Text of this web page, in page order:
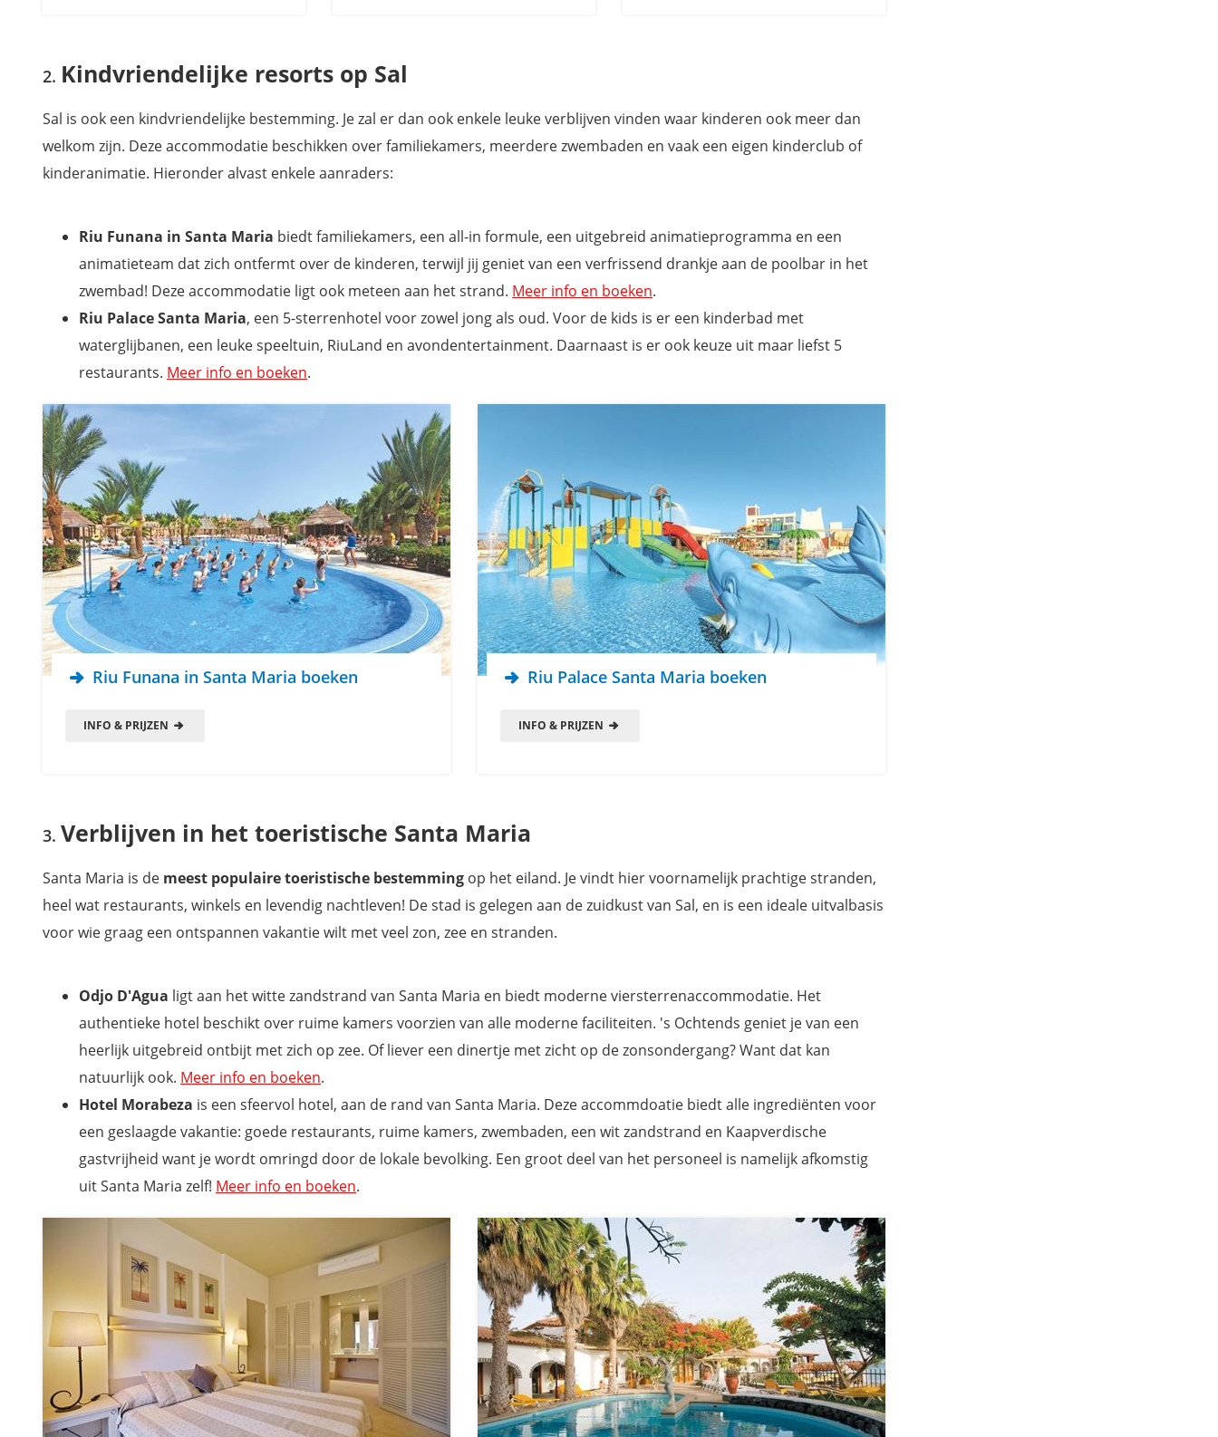
Kindvriendelijke resorts op Sal
Sal is ook een kindvriendelijke bestemming. Je zal er dan ook enkele leuke verblijven vinden waar kinderen ook meer dan
welkom zijn. Deze accommodatie beschikken over familiekamers, meerdere zwembaden en vaak een eigen kinderclub of
kinderanimatie. Hieronder alvast enkele aanraders:
Riu Funana in Santa Maria biedt familiekamers, een all-in formule, een uitgebreid animatieprogramma en een
animatieteam dat zich ontfermt over de kinderen, terwijl jij geniet van een verfrissend drankje aan de poolbar in het
zwembad! Deze accommodatie ligt ook meteen aan het strand. Meer info en boeken.
Riu Palace Santa Maria, een 5-sterrenhotel voor zowel jong als oud. Voor de kids is er een kinderbad met
waterglijbanen, een leuke speeltuin, RiuLand en avondentertainment. Daarnaast is er ook keuze uit maar liefst 5
restaurants. Meer info en boeken.
Riu Funana in Santa Maria boeken
INFO & PRIJZEN
Riu Palace Santa Maria boeken
INFO & PRIJZEN
Verblijven in het toeristische Santa Maria
Santa Maria is de meest populaire toeristische bestemming op het eiland. Je vindt hier voornamelijk prachtige stranden,
heel wat restaurants, winkels en levendig nachtleven! De stad is gelegen aan de zuidkust van Sal, en is een ideale uitvalbasis
voor wie graag een ontspannen vakantie wilt met veel zon, zee en stranden.
Odjo D'Agua ligt aan het witte zandstrand van Santa Maria en biedt moderne viersterrenaccommodatie. Het
authentieke hotel beschikt over ruime kamers voorzien van alle moderne faciliteiten. 's Ochtends geniet je van een
heerlijk uitgebreid ontbijt met zich op zee. Of liever een dinertje met zicht op de zonsondergang? Want dat kan
natuurlijk ook. Meer info en boeken.
Hotel Morabeza is een sfeervol hotel, aan de rand van Santa Maria. Deze accommdoatie biedt alle ingrediënten voor
een geslaagde vakantie: goede restaurants, ruime kamers, zwembaden, een wit zandstrand en Kaapverdische
gastvrijheid want je wordt omringd door de lokale bevolking. Een groot deel van het personeel is namelijk afkomstig
uit Santa Maria zelf! Meer info en boeken.